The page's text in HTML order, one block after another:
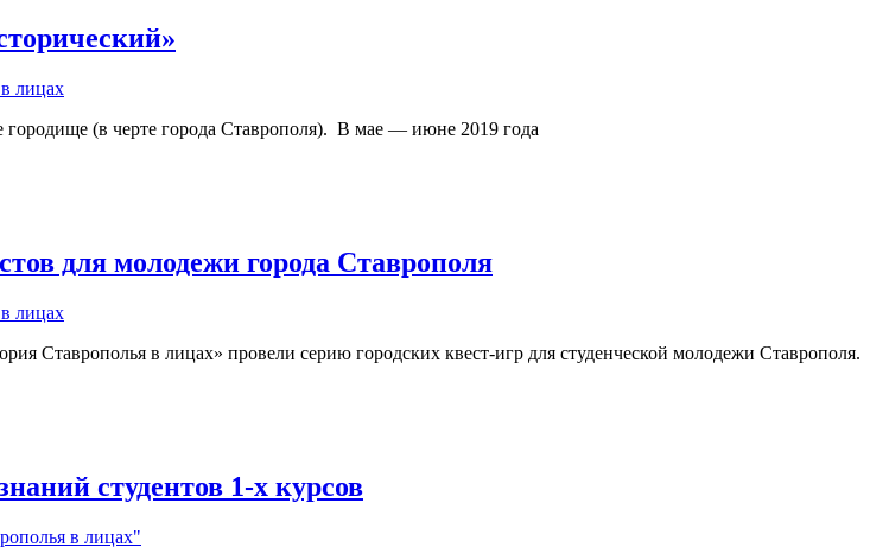
лицах
городище (в черте города Ставрополя). В мае — июне 2019 года
для молодежи города Ставрополя
лицах
Ставрополья в лицах» провели серию городских квест-игр для студенческой молодежи Ставрополя.
студентов 1-х курсов
в лицах"